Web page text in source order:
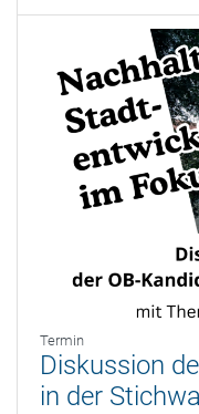
Termin
Diskussion
in der